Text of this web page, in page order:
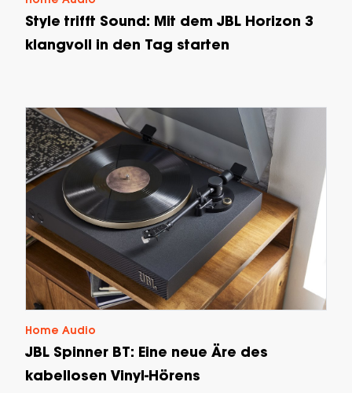
Style trifft Sound: Mit dem JBL Horizon 3
klangvoll in den Tag starten
Home Audio
JBL Spinner BT: Eine neue Äre des
kabellosen Vinyl-Hörens